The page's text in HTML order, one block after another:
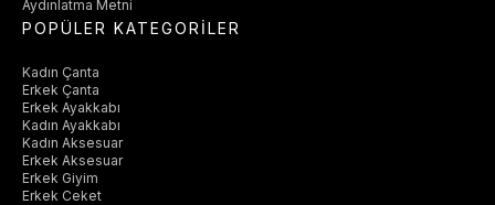
Aydınlatma Metni
POPÜLER KATEGORİLER
Kadın Çanta
Erkek Çanta
Erkek Ayakkabı
Kadın Ayakkabı
Kadın Aksesuar
Erkek Aksesuar
Erkek Giyim
Erkek Ceket